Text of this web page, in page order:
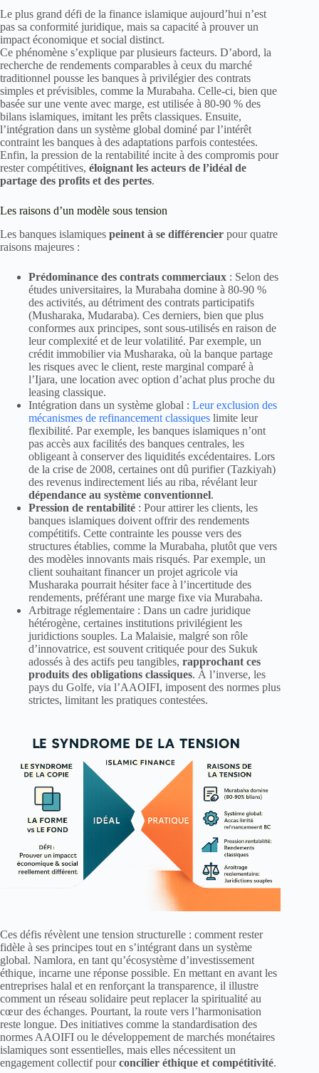
Le plus grand défi de la finance islamique aujourd’hui n’est
pas sa conformité juridique, mais sa capacité à prouver un
impact économique et social distinct.
Ce phénomène s’explique par plusieurs facteurs. D’abord, la
recherche de rendements comparables à ceux du marché
traditionnel pousse les banques à privilégier des contrats
simples et prévisibles, comme la Murabaha. Celle-ci, bien que
basée sur une vente avec marge, est utilisée à 80-90 % des
bilans islamiques, imitant les prêts classiques. Ensuite,
l’intégration dans un système global dominé par l’intérêt
contraint les banques à des adaptations parfois contestées.
Enfin, la pression de la rentabilité incite à des compromis pour
rester compétitives, éloignant les acteurs de l’idéal de
partage des profits et des pertes.
Les raisons d’un modèle sous tension
Les banques islamiques peinent à se différencier pour quatre
raisons majeures :
Prédominance des contrats commerciaux : Selon des
études universitaires, la Murabaha domine à 80-90 %
des activités, au détriment des contrats participatifs
(Musharaka, Mudaraba). Ces derniers, bien que plus
conformes aux principes, sont sous-utilisés en raison de
leur complexité et de leur volatilité. Par exemple, un
crédit immobilier via Musharaka, où la banque partage
les risques avec le client, reste marginal comparé à
l’Ijara, une location avec option d’achat plus proche du
leasing classique.
Intégration dans un système global : Leur exclusion des
mécanismes de refinancement classiques limite leur
flexibilité. Par exemple, les banques islamiques n’ont
pas accès aux facilités des banques centrales, les
obligeant à conserver des liquidités excédentaires. Lors
de la crise de 2008, certaines ont dû purifier (Tazkiyah)
des revenus indirectement liés au riba, révélant leur
dépendance au système conventionnel.
Pression de rentabilité : Pour attirer les clients, les
banques islamiques doivent offrir des rendements
compétitifs. Cette contrainte les pousse vers des
structures établies, comme la Murabaha, plutôt que vers
des modèles innovants mais risqués. Par exemple, un
client souhaitant financer un projet agricole via
Musharaka pourrait hésiter face à l’incertitude des
rendements, préférant une marge fixe via Murabaha.
Arbitrage réglementaire : Dans un cadre juridique
hétérogène, certaines institutions privilégient les
juridictions souples. La Malaisie, malgré son rôle
d’innovatrice, est souvent critiquée pour des Sukuk
adossés à des actifs peu tangibles, rapprochant ces
produits des obligations classiques. À l’inverse, les
pays du Golfe, via l’AAOIFI, imposent des normes plus
strictes, limitant les pratiques contestées.
Ces défis révèlent une tension structurelle : comment rester
fidèle à ses principes tout en s’intégrant dans un système
global. Namlora, en tant qu’écosystème d’investissement
éthique, incarne une réponse possible. En mettant en avant les
entreprises halal et en renforçant la transparence, il illustre
comment un réseau solidaire peut replacer la spiritualité au
cœur des échanges. Pourtant, la route vers l’harmonisation
reste longue. Des initiatives comme la standardisation des
normes AAOIFI ou le développement de marchés monétaires
islamiques sont essentielles, mais elles nécessitent un
engagement collectif pourconcilier éthique et compétitivité.